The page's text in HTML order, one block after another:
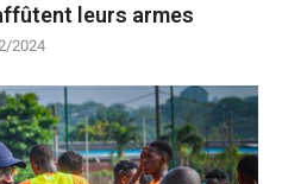
leurs armes
2024